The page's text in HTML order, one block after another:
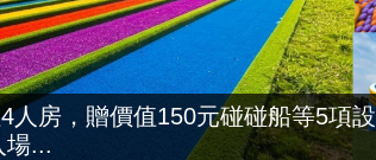
房，贈價值150元碰碰船等5項
場...